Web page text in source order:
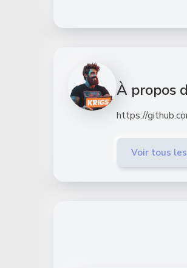
À propos
https://
Voir tous